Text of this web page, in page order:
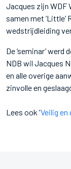
Jacques zijn WDF
samen met
wedstrijdleiding
De ‘seminar’
NDB wil Jacques
en alle overige
zinvolle en
Lees ook 'Veilig en